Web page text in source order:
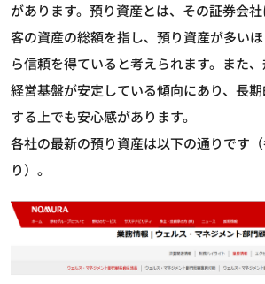
があります。預り資産とは、その証券会
客の資産の総額を指し、預り資産が多い
ら信頼を得ていると考えられます。また
経営基盤が安定している傾向にあり、長
する上でも安心感があります。
各社の最新の預り資産は以下の通りです
り）。